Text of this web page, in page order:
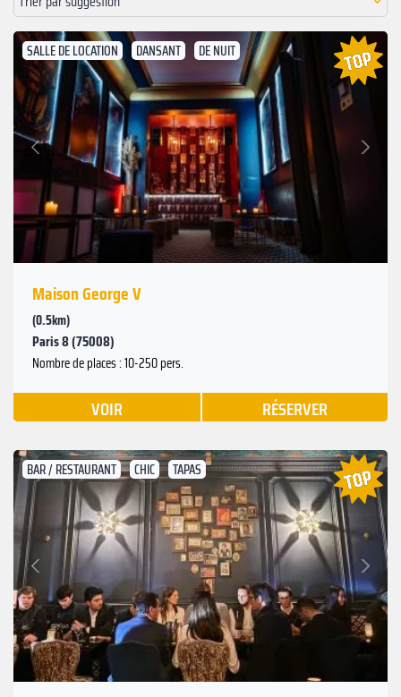
SALLE DE LOCATION DANSANT DE NUIT
Précédent
Suivant
Maison George V
(0.5km)
Paris 8 (75008)
Nombre de places : 10-250 pers.
VOIR RÉSERVER
BAR / RESTAURANT CHIC TAPAS
Précédent
Suivant